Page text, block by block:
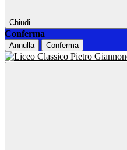
Chiudi
Conferma
Annulla Conferma